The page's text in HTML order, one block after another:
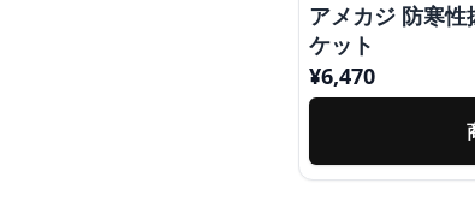
アメカジ 防寒
ケット
¥6,470